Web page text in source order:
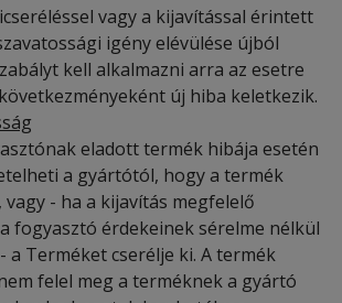
vagy a kijavítással érintett
igény elévülése újból
kell alkalmazni arra az esetre
új hiba keletkezik.
eladott termék hibája esetén
a gyártótól, hogy a termék
- ha a kijavítás megfelelő
fogyasztó érdekeinek sérelme nélkül
a Terméket cserélje ki. A termék
felel meg a terméknek a gyártó